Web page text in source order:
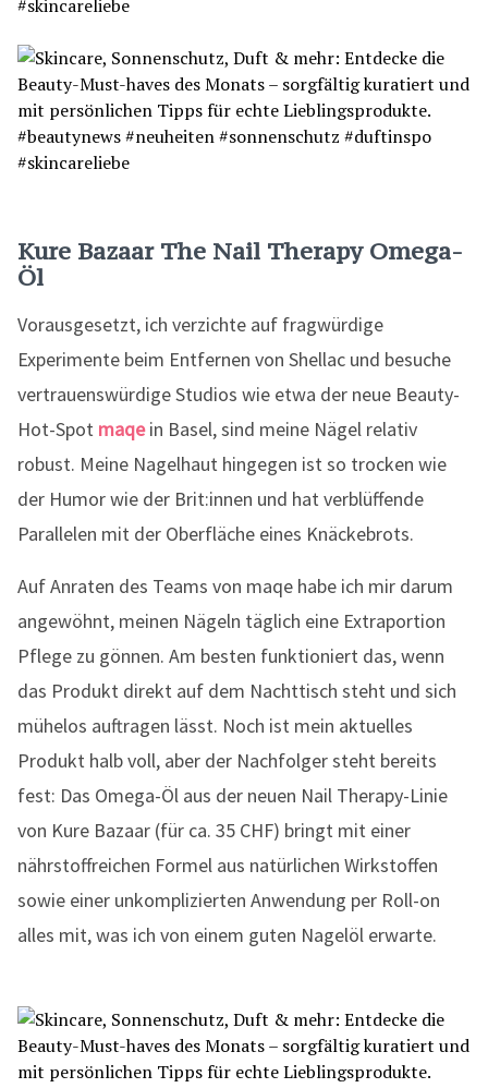
Kure Bazaar The Nail Therapy Omega-
Öl
Vorausgesetzt, ich verzichte auf fragwürdige
Experimente beim Entfernen von Shellac und besuche
vertrauenswürdige Studios wie etwa der neue Beauty-
Hot-Spot maqein Basel, sind meine Nägel relativ
robust. Meine Nagelhaut hingegen ist so trocken wie
der Humor wie der Brit:innen und hat verblüffende
Parallelen mit der Oberfläche eines Knäckebrots.
Auf Anraten des Teams von maqe habe ich mir darum
angewöhnt, meinen Nägeln täglich eine Extraportion
Pflege zu gönnen. Am besten funktioniert das, wenn
das Produkt direkt auf dem Nachttisch steht und sich
mühelos auftragen lässt. Noch ist mein aktuelles
Produkt halb voll, aber der Nachfolger steht bereits
fest: Das Omega-Öl aus der neuen Nail Therapy-Linie
von Kure Bazaar (für ca. 35 CHF) bringt mit einer
nährstoffreichen Formel aus natürlichen Wirkstoffen
sowie einer unkomplizierten Anwendung per Roll-on
alles mit, was ich von einem guten Nagelöl erwarte.